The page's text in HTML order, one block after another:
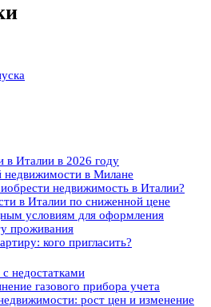
в Италии в 2026 году
недвижимости в Милане
недвижимость в Италии?
в Италии по сниженной цене
условиям для оформления
проживания
кого пригласить?
недостатками
газового прибора учета
рост цен и изменение